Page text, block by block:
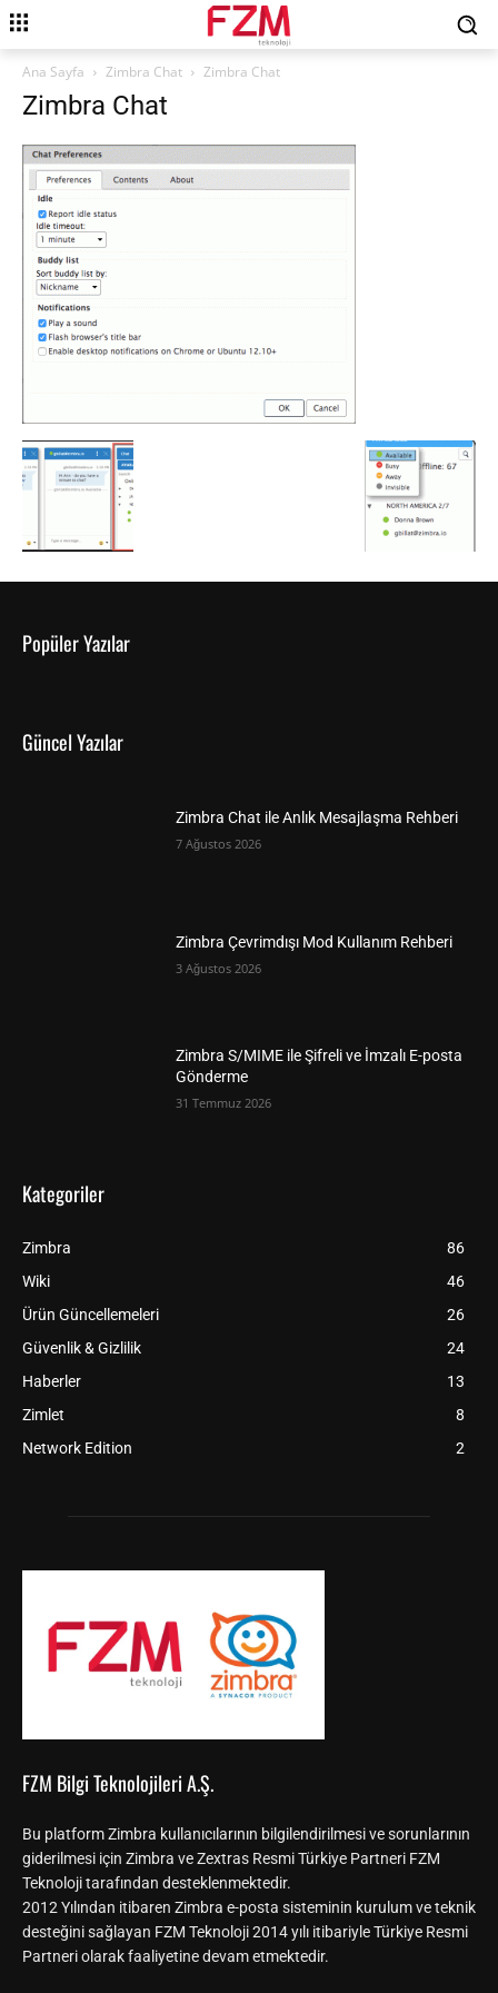
Ana Sayfa Zimbra Chat Zimbra Chat
Zimbra Chat
Popüler Yazılar
Güncel Yazılar
Zimbra Chat ile Anlık Mesajlaşma Rehberi
7 Ağustos 2026
Zimbra Çevrimdışı Mod Kullanım Rehberi
3 Ağustos 2026
Zimbra S/MIME ile Şifreli ve İmzalı E-posta
Gönderme
31 Temmuz 2026
Kategoriler
Zimbra
86
Wiki
46
Ürün Güncellemeleri
26
Güvenlik & Gizlilik
24
Haberler
13
Zimlet
8
Network Edition
2
FZM Bilgi Teknolojileri A.Ş.
Bu platform Zimbra kullanıcılarının bilgilendirilmesi ve sorunlarının
giderilmesi için Zimbra ve Zextras Resmi Türkiye Partneri FZM
Teknoloji tarafından desteklenmektedir.
2012 Yılından itibaren Zimbra e-posta sisteminin kurulum ve teknik
desteğini sağlayan FZM Teknoloji 2014 yılı itibariyle Türkiye Resmi
Partneri olarak faaliyetine devam etmektedir.